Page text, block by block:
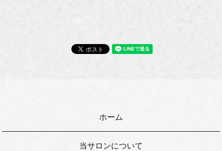
ホーム
当サロンについて